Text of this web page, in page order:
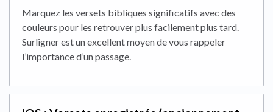
Marquez les versets bibliques significatifs avec des
couleurs pour les retrouver plus facilement plus tard.
Surligner est un excellent moyen de vous rappeler
l’importance d’un passage.